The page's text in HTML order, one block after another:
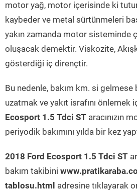
motor yağ, motor içerisinde ki
kaybeder ve metal sürtünmeleri
yakın zamanda motor sisteminde
oluşacak demektir. Viskozite,
gösterdiği iç dirençtir.
Bu nedenle, bakım km. si
uzatmak ve yakıt israfını önlemek
Ecosport 1.5 Tdci ST aracınızın
periyodik bakımını yılda bir kez
2018 Ford Ecosport 1.5 Tdci ST
bakım takibini
tablosu.html adresine tıklayarak